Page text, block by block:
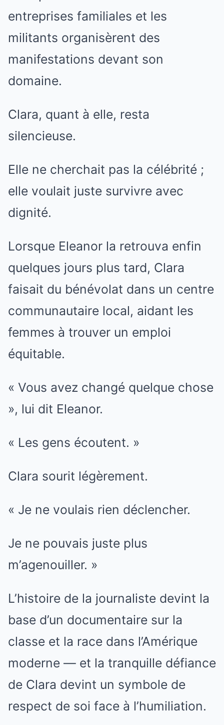
entreprises familiales et les
militants organisèrent des
manifestations devant son
domaine.
Clara, quant à elle, resta
silencieuse.
Elle ne cherchait pas la célébrité ;
elle voulait juste survivre avec
dignité.
Lorsque Eleanor la retrouva enfin
quelques jours plus tard, Clara
faisait du bénévolat dans un centre
communautaire local, aidant les
femmes à trouver un emploi
équitable.
« Vous avez changé quelque chose
», lui dit Eleanor.
« Les gens écoutent. »
Clara sourit légèrement.
« Je ne voulais rien déclencher.
Je ne pouvais juste plus
m’agenouiller. »
L’histoire de la journaliste devint la
base d’un documentaire sur la
classe et la race dans l’Amérique
moderne — et la tranquille défiance
de Clara devint un symbole de
respect de soi face à l’humiliation.